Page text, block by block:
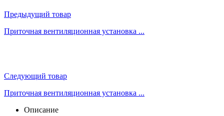
Предыдущий товар
Приточная вентиляционная установка ...
Следующий товар
Приточная вентиляционная установка ...
Описание